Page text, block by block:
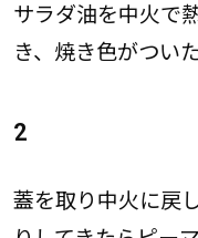
サラダ油を中火で
き、焼き色がつい
2
蓋を取り中火に戻